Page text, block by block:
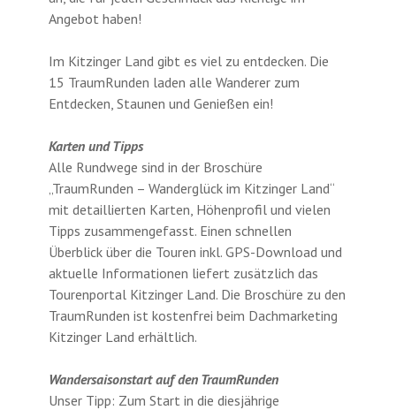
Angebot haben!
Im Kitzinger Land gibt es viel zu entdecken. Die
15 TraumRunden laden alle Wanderer zum
Entdecken, Staunen und Genießen ein!
Karten und Tipps
Alle Rundwege sind in der Broschüre
„TraumRunden – Wanderglück im Kitzinger Land“
mit detaillierten Karten, Höhenprofil und vielen
Tipps zusammengefasst. Einen schnellen
Überblick über die Touren inkl. GPS-Download und
aktuelle Informationen liefert zusätzlich das
Tourenportal Kitzinger Land. Die Broschüre zu den
TraumRunden ist kostenfrei beim Dachmarketing
Kitzinger Land erhältlich.
Wandersaisonstart auf den TraumRunden
Unser Tipp: Zum Start in die diesjährige